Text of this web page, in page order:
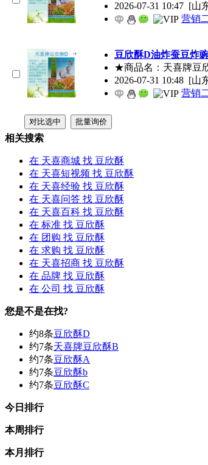
2026-07-31 10:47 [山
营销
豆欣酥D油炸蚕豆炸
★商品名：天喜牌豆
2026-07-31 10:48 [山
营销
相关搜索
在 天喜商城 找 豆欣酥
在 天喜短视频 找 豆欣酥
在 天喜经验 找 豆欣酥
在 天喜问答 找 豆欣酥
在 天喜百科 找 豆欣酥
在 标准 找 豆欣酥
在 团购 找 豆欣酥
在 求购 找 豆欣酥
在 天喜招商 找 豆欣酥
在 品牌 找 豆欣酥
在 公司 找 豆欣酥
您是不是在找?
约8条豆欣酥D
约7条天喜牌豆欣酥B
约7条豆欣酥A
约7条豆欣酥b
约7条豆欣酥C
今日排行
本周排行
本月排行